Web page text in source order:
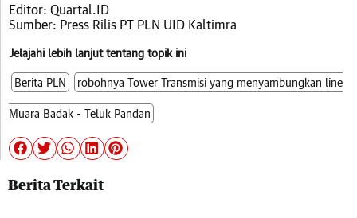
Editor: Quartal.ID
Sumber: Press Rilis PT PLN UID Kaltimra
Jelajahi lebih lanjut tentang topik ini
Berita PLN robohnya Tower Transmisi yang menyambungkan line
Muara Badak - Teluk Pandan
Berita Terkait